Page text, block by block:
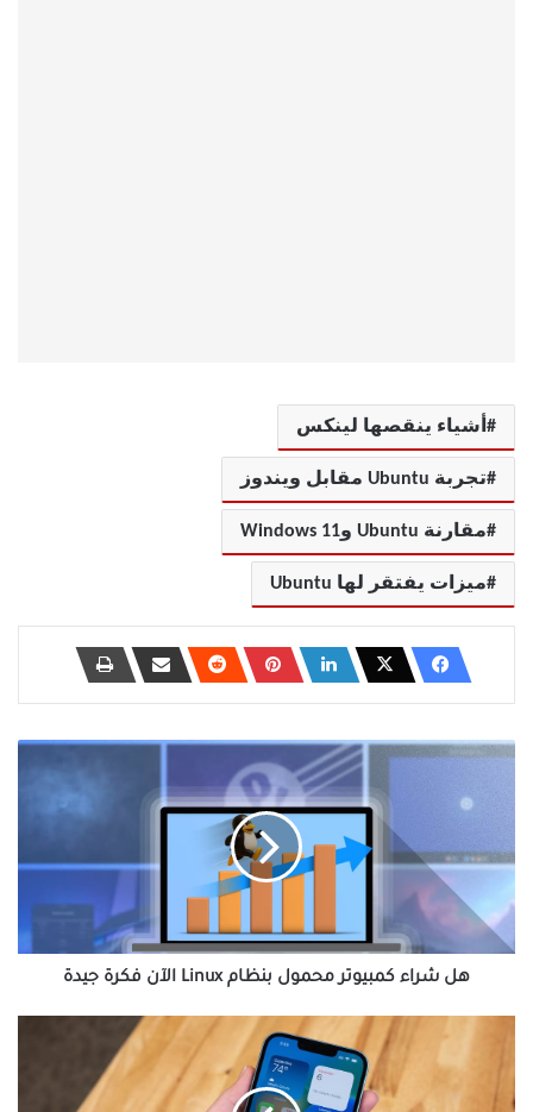
أشياء ينقصها لينكس
تجربة Ubuntu مقابل ويندوز
مقارنة Ubuntu وWindows 11
ميزات يفتقر لها Ubuntu
كمبيوتر
بنظام
الآن
فكرة
جيدة
هل شراء كمبيوتر محمول بنظام Linux الآن فكرة جيدة
iPhone
مفتوحة